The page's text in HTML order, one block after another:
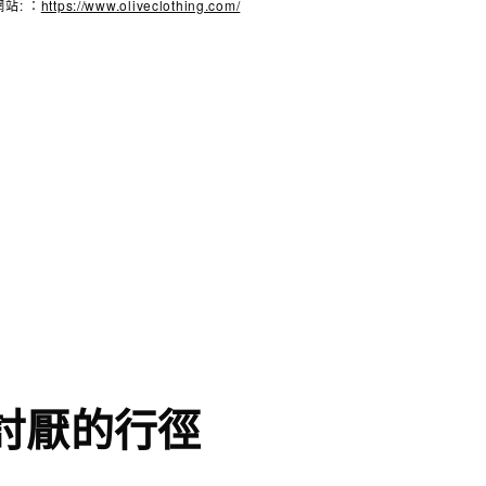
: ： https://www.oliveclothing.com/
厭的行徑